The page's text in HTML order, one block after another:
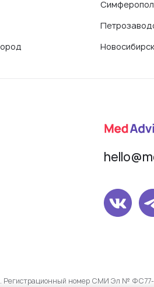
Новосибирск
Регистрационный номер СМИ Эл №